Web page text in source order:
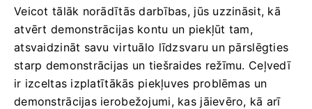
Veicot tālāk norādītās darbības, jūs uzzināsit, kā
atvērt demonstrācijas kontu un piekļūt tam,
atsvaidzināt savu virtuālo līdzsvaru un pārslēgties
starp demonstrācijas un tiešraides režīmu. Ceļvedī
ir izceltas izplatītākās piekļuves problēmas un
demonstrācijas ierobežojumi, kas jāievēro, kā arī